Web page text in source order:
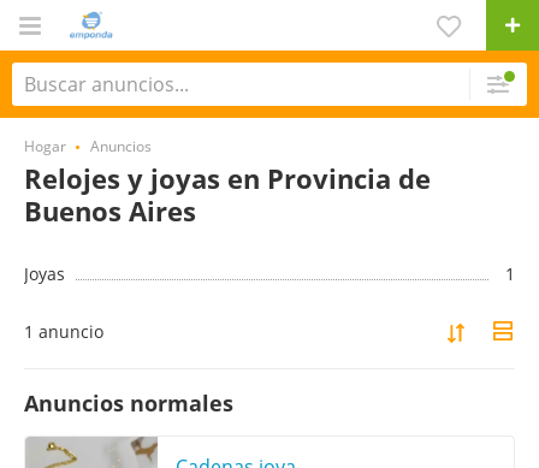
Hogar Anuncios
Relojes y joyas en Provincia de
Buenos Aires
Joyas 1
1 anuncio
Anuncios normales